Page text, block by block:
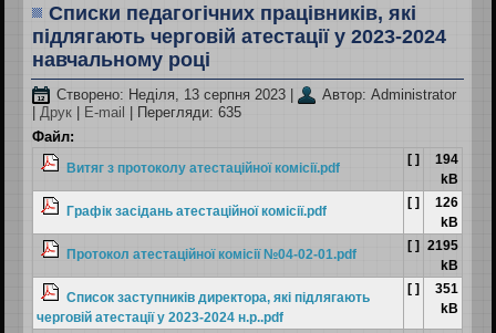
Списки педагогічних працівників, які
підлягають черговій атестації у 2023-2024
навчальному році
Створено: Неділя, 13 серпня 2023
Автор: Administrator
|Друк E-mail
| Перегляди: 635
Файл:
Витяг з протоколу атестаційної комісії.pdf
[ ]
194
kB
Графік засідань атестаційної комісії.pdf
[ ]
126
kB
Протокол атестаційної комісії №04-02-01.pdf
[ ]
2195
kB
Список заступників директора, які підлягають
черговій атестації у 2023-2024 н.р..pdf
[ ]
351
kB